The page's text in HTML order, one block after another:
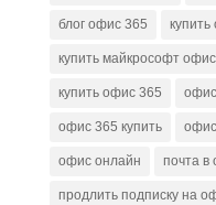
блог офис 365 купить
купить майкрософт офис
купить офис 365
офис 365 купить
офис онлайн почта в
продлить подписку на